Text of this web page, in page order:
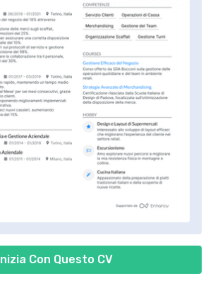
Inizia Con Questo CV